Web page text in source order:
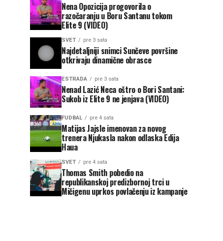
Nena Opozicija progovorila o
razočaranju u Boru Santanu tokom
Elite 9 (VIDEO)
SVET pre 3 sata
Najdetaljniji snimci Sunčeve površine
otkrivaju dinamične obrasce
ESTRADA pre 3 sata
Nenad Lazić Neca oštro o Bori Santani:
Sukob iz Elite 9 ne jenjava (VIDEO)
FUDBAL pre 4 sata
Matijas Jajsle imenovan za novog
trenera Njukasla nakon odlaska Edija
Haua
SVET pre 4 sata
Thomas Smith pobedio na
republikanskoj predizbornoj trci u
Mičigenu uprkos povlačenju iz kampanje